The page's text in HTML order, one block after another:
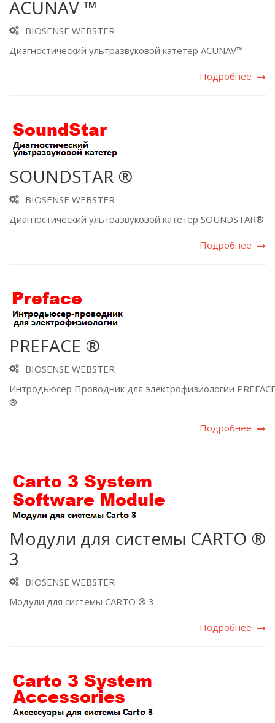
ACUNAV ™
BIOSENSE WEBSTER
Диагностический ультразвуковой катетер ACUNAV™
Подробнее
SOUNDSTAR ®
BIOSENSE WEBSTER
Диагностический ультразвуковой катетер SOUNDSTAR®
Подробнее
PREFACE ®
BIOSENSE WEBSTER
Интродьюсер Проводник для электрофизиологии
®
Подробнее
Модули для системы CARTO ®
3
BIOSENSE WEBSTER
Модули для системы CARTO ® 3
Подробнее